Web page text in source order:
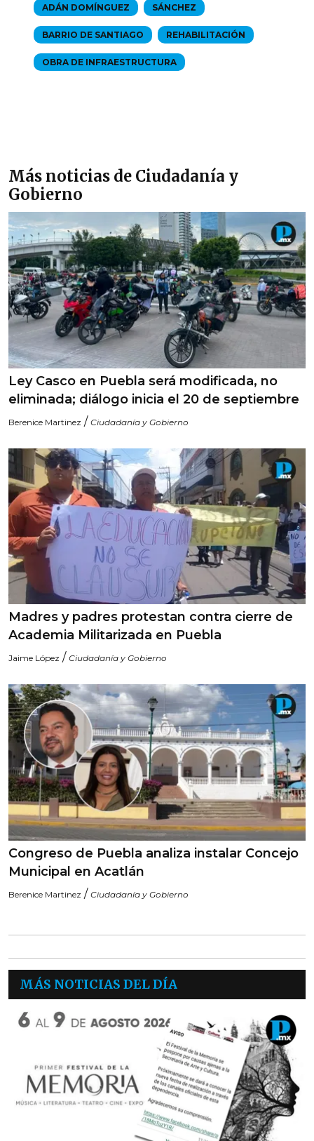
ADÁN DOMÍNGUEZ SÁNCHEZ
BARRIO DE SANTIAGO REHABILITACIÓN
OBRA DE INFRAESTRUCTURA
Más noticias de Ciudadanía y
Gobierno
Ley Casco en Puebla será modificada, no
eliminada; diálogo inicia el 20 de septiembre
Berenice Martinez / Ciudadanía y Gobierno
Madres y padres protestan contra cierre de
Academia Militarizada en Puebla
Jaime López / Ciudadanía y Gobierno
Congreso de Puebla analiza instalar Concejo
Municipal en Acatlán
Berenice Martinez / Ciudadanía y Gobierno
MÁS NOTICIAS DEL DÍA